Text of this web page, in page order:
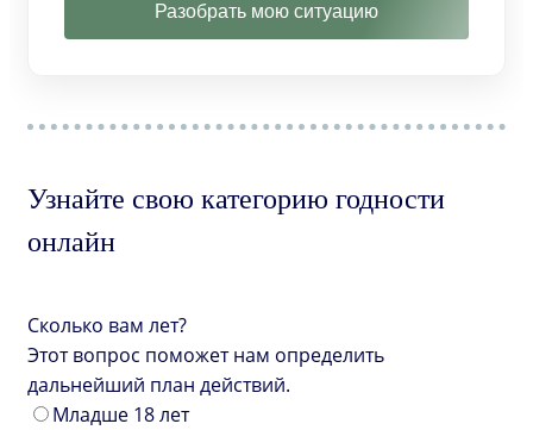
Разобрать мою ситуацию
Узнайте свою категорию годности
онлайн
Сколько вам лет?
Этот вопрос поможет нам определить
дальнейший план действий.
Младше 18 лет